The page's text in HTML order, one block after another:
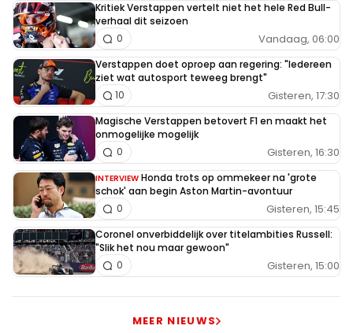
Kritiek Verstappen vertelt niet het hele Red Bull-
verhaal dit seizoen
Vandaag, 06:00
0
Verstappen doet oproep aan regering: "Iedereen
ziet wat autosport teweeg brengt"
Gisteren, 17:30
10
Magische Verstappen betovert F1 en maakt het
onmogelijke mogelijk
Gisteren, 16:30
0
INTERVIEW Honda trots op ommekeer na 'grote
schok' aan begin Aston Martin-avontuur
Gisteren, 15:45
0
Coronel onverbiddelijk over titelambities Russell:
"Slik het nou maar gewoon"
Gisteren, 15:00
0
MEER NIEUWS